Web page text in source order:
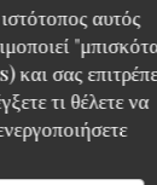
αυτός
και σας
τι θέλετε να